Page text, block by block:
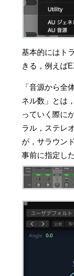
基本的にはト
きる，例えば
「音源から全
ネル数」とは
っていく際に
ラル，ステレ
が，サラウン
事前に指定し